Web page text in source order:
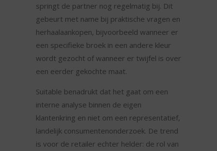
springt de partner nog regelmatig bij. Dit
gebeurt met name bij praktische vragen en
herhaalaankopen, bijvoorbeeld wanneer er
een specifieke broek in een andere kleur
wordt gezocht of wanneer er twijfel is over
een eerder gekochte maat.
Suitable benadrukt dat het gaat om een
interne analyse binnen de eigen
klantenkring en niet om een representatief,
landelijk consumentenonderzoek. De trend
is voor de retailer echter helder: de rol van